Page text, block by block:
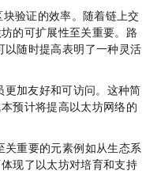
提升区块验证的效率。随着链上交
坊的可扩展性至关重要。路
制可以随时提高，表明了一种灵活
发人员更加友好和可访问。这种简
，预计将提高以太坊网络的
的至关重要的元素，例如从生态系
体现了以太坊对培育和支持